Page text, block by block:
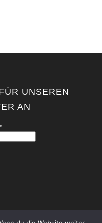
UNSEREN
AN
*